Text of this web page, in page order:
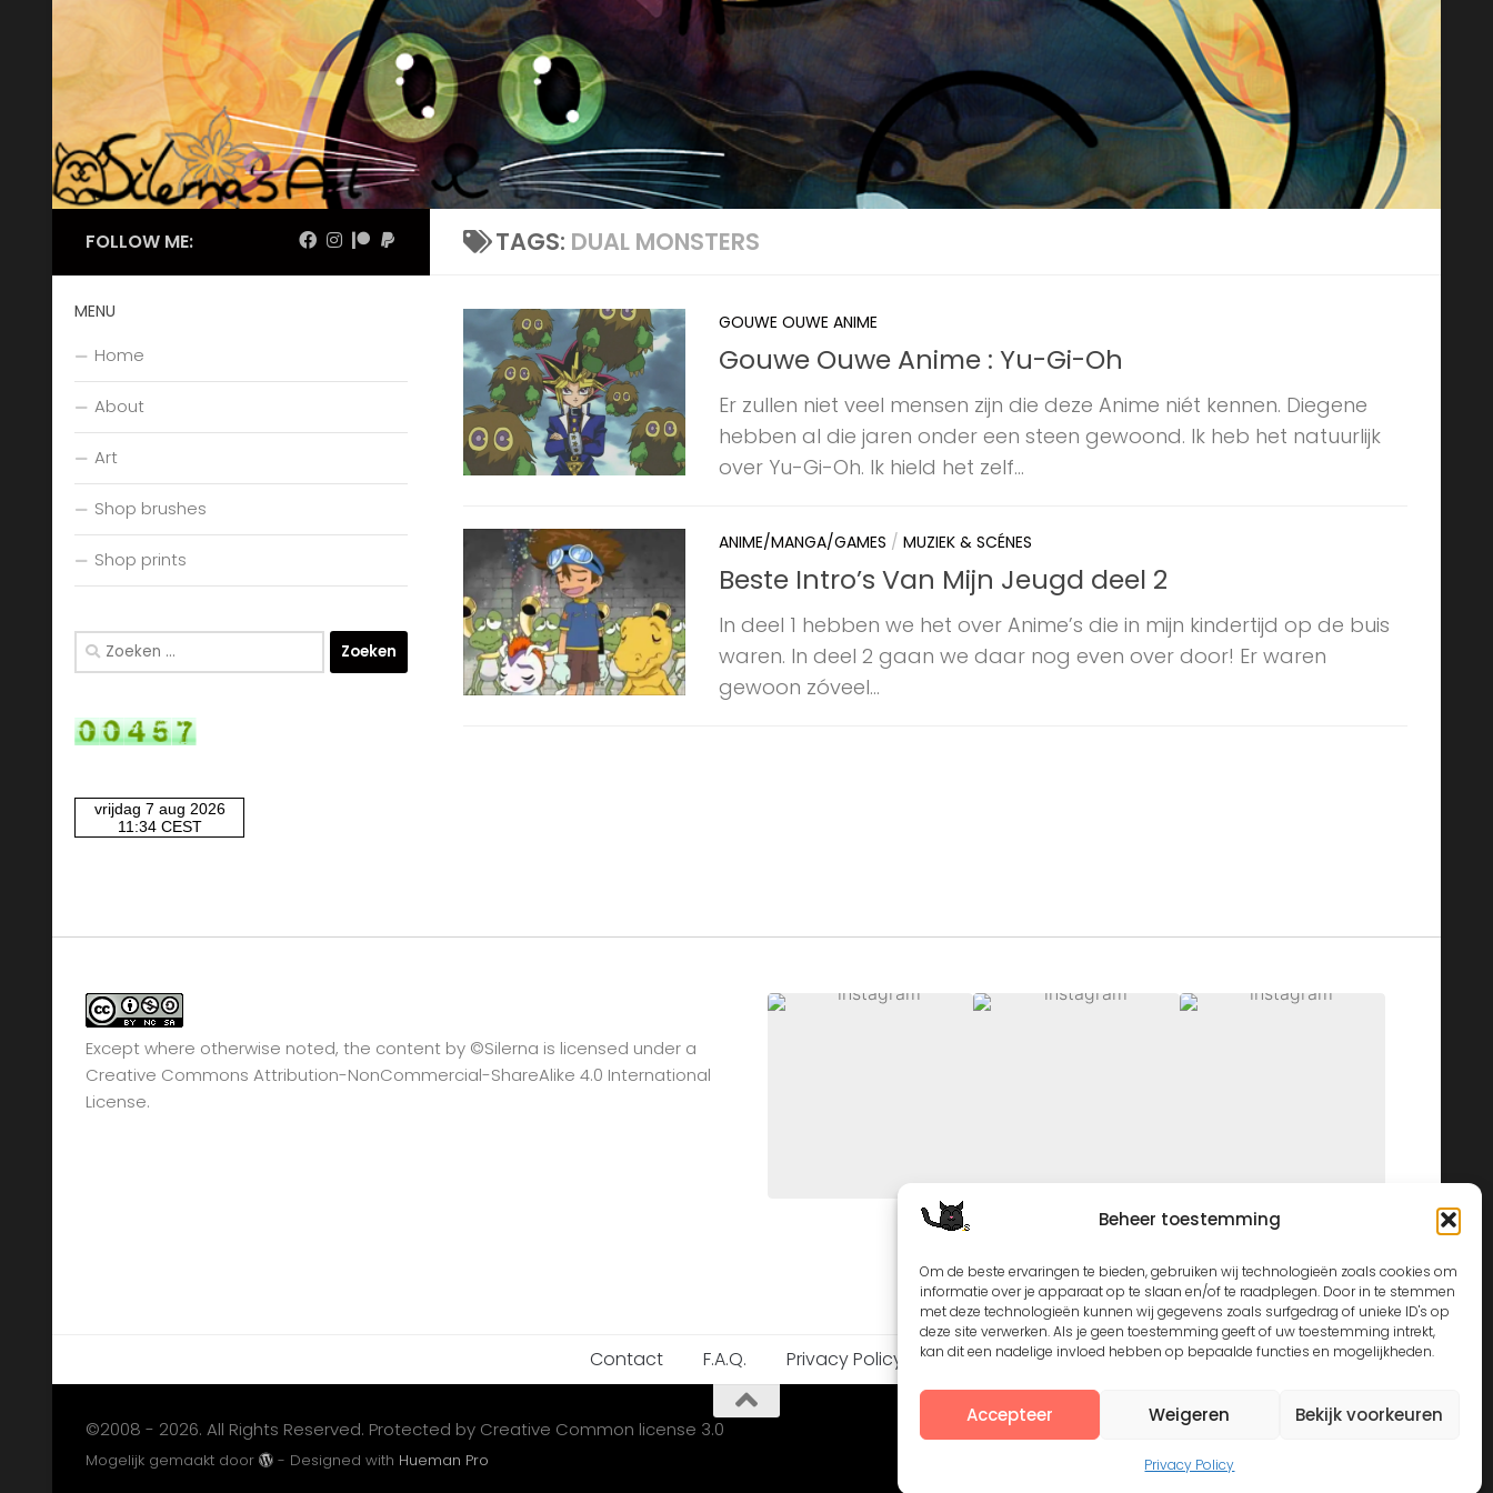
Beheer toestemming
Om de beste ervaringen te bieden, gebruiken wij technologieën zoals cookies om
informatie over je apparaat op te slaan en/of te raadplegen. Door in te stemmen
met deze technologieën kunnen wij gegevens zoals surfgedrag of unieke ID's op
deze site verwerken. Als je geen toestemming geeft of uw toestemming intrekt,
kan dit een nadelige invloed hebben op bepaalde functies en mogelijkheden.
Accepteer Weigeren Bekijk voorkeuren
Privacy Policy
Skip to content
TAGS: DUAL MONSTERS
GOUWE OUWE ANIME
Gouwe Ouwe Anime : Yu-Gi-Oh
Er zullen niet veel mensen zijn die deze Anime niét kennen. Diegene
hebben al die jaren onder een steen gewoond. Ik heb het natuurlijk
over Yu-Gi-Oh. Ik hield het zelf...
ANIME/MANGA/GAMES / MUZIEK & SCÉNES
Beste Intro’s Van Mijn Jeugd deel 2
In deel 1 hebben we het over Anime’s die in mijn kindertijd op de buis
waren. In deel 2 gaan we daar nog even over door! Er waren
gewoon zóveel...
FOLLOW ME:
MENU
Home
About
Art
Shop brushes
Shop prints
Zoeken
naar:
Except where otherwise noted, the content by ©Silerna is licensed under a
Creative Commons Attribution-NonCommercial-ShareAlike 4.0 International
License.
Contact F.A.Q. Privacy Policy
©2008 - 2026. All Rights Reserved. Protected by Creative Common license 3.0
Mogelijk gemaakt door - Designed with Hueman Pro